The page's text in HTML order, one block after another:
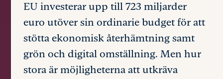
EU investerar upp till 723 miljarder
euro utöver sin ordinarie budget för att
stötta ekonomisk återhämtning samt
grön och digital omställning. Men hur
stora är möjligheterna att utkräva